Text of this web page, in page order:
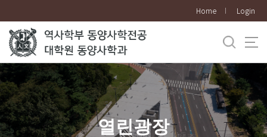
로
메
뉴
Home Login
열린광장